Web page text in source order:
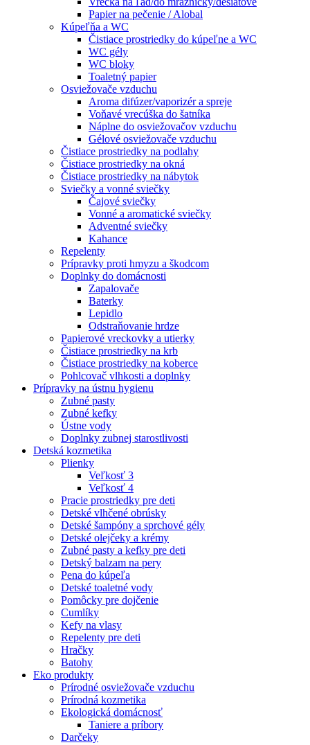
Papier na pečenie / Alobal
Kúpeľňa a WC
Čistiace prostriedky do kúpeľne a WC
WC gély
WC bloky
Toaletný papier
Osviežovače vzduchu
Aroma difúzer/vaporizér a spreje
Voňavé vrecúška do šatníka
Náplne do osviežovačov vzduchu
Gélové osviežovače vzduchu
Čistiace prostriedky na podlahy
Čistiace prostriedky na okná
Čistiace prostriedky na nábytok
Sviečky a vonné sviečky
Čajové sviečky
Vonné a aromatické sviečky
Adventné sviečky
Kahance
Repelenty
Prípravky proti hmyzu a škodcom
Doplnky do domácnosti
Zapalovače
Baterky
Lepidlo
Odstraňovanie hrdze
Papierové vreckovky a utierky
Čistiace prostriedky na krb
Čistiace prostriedky na koberce
Pohlcovač vlhkosti a doplnky
Prípravky na ústnu hygienu
Zubné pasty
Zubné kefky
Ústne vody
Doplnky zubnej starostlivosti
Detská kozmetika
Plienky
Veľkosť 3
Veľkosť 4
Pracie prostriedky pre deti
Detské vlhčené obrúsky
Detské šampóny a sprchové gély
Detské olejčeky a krémy
Zubné pasty a kefky pre deti
Detský balzam na pery
Pena do kúpeľa
Detské toaletné vody
Pomôcky pre dojčenie
Cumlíky
Kefy na vlasy
Repelenty pre deti
Hračky
Batohy
Eko produkty
Prírodné osviežovače vzduchu
Prírodná kozmetika
Ekologická domácnosť
Taniere a príbory
Darčeky